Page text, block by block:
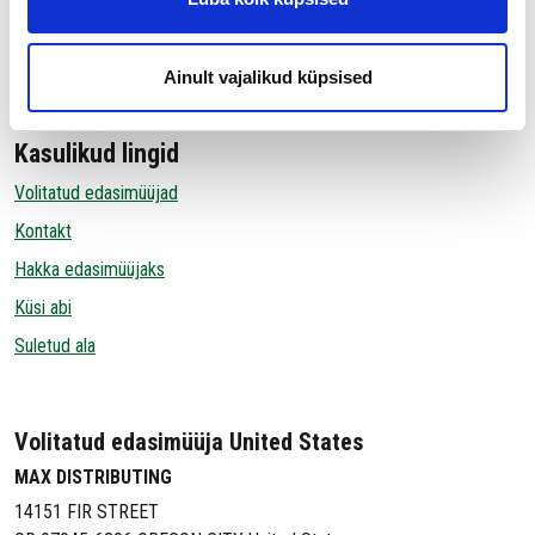
Ainult vajalikud küpsised
Kasulikud lingid
Volitatud edasimüüjad
Kontakt
Hakka edasimüüjaks
Küsi abi
Suletud ala
Volitatud edasimüüja United States
MAX DISTRIBUTING
14151 FIR STREET